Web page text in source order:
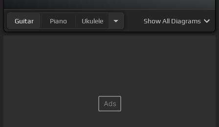
Guitar Piano Ukulele ShowAll Diagrams